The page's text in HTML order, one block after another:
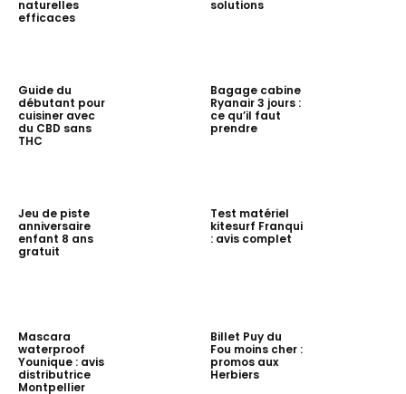
naturelles
efficaces
solutions
Guide du
débutant pour
cuisiner avec
du CBD sans
THC
Bagage cabine
Ryanair 3 jours :
ce qu’il faut
prendre
Jeu de piste
anniversaire
enfant 8 ans
gratuit
Test matériel
kitesurf Franqui
: avis complet
Mascara
waterproof
Younique : avis
distributrice
Montpellier
Billet Puy du
Fou moins cher :
promos aux
Herbiers